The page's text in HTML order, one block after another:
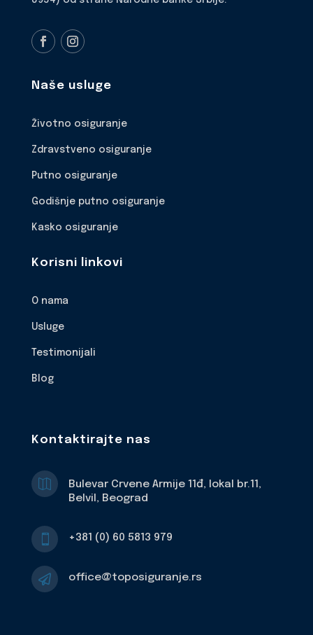
Naše usluge
Životno osiguranje
Zdravstveno osiguranje
Putno osiguranje
Godišnje putno osiguranje
Kasko osiguranje
Korisni linkovi
O nama
Usluge
Testimonijali
Blog
Kontaktirajte nas

Bulevar Crvene Armije 11đ, lokal br.11,
Belvil, Beograd
 +381 (0) 60 5813 979
 office@toposiguranje.rs